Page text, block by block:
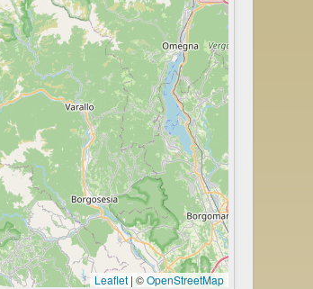
Leaflet | ©OpenStreetMap